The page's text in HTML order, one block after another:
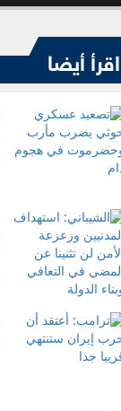
اقرأ أيضا